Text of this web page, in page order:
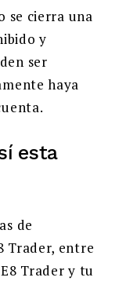
se cierra una
y
ser
haya
esta
de
Trader, entre
Trader y tu